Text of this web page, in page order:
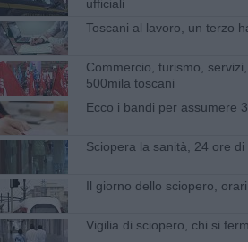
ufficiali
Toscani al lavoro, un terzo
Commercio, turismo,
500mila toscani
Ecco i bandi per assumere
Sciopera la sanità, 24 ore di
Il giorno dello sciopero,
Vigilia di sciopero, chi si